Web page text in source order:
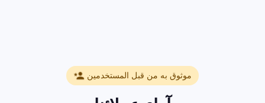
موثوق به من قبل المستخدمين